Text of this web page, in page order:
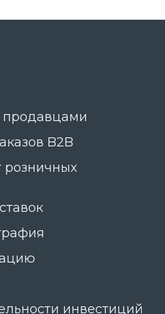
продавцами
B2B
розничных
инвестиций